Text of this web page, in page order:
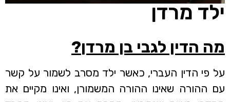
ילד מרדן
מה הדין לגבי בן מרדן?
על פי הדין העברי, כאשר ילד מסרב לשמור על קשר
עם ההורה שאינו ההורה המשמורן, ואינו מקיים את